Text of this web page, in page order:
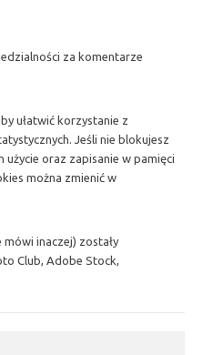
za komentarze
ułatwić korzystanie z
Jeśli nie blokujesz
oraz zapisanie w pamięci
można zmienić w
inaczej) zostały
Club, Adobe Stock,